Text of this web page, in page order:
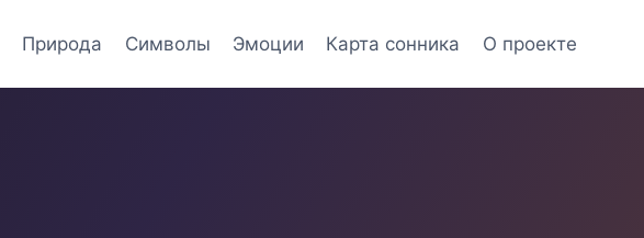
Природа Символы Эмоции Карта сонника О проекте